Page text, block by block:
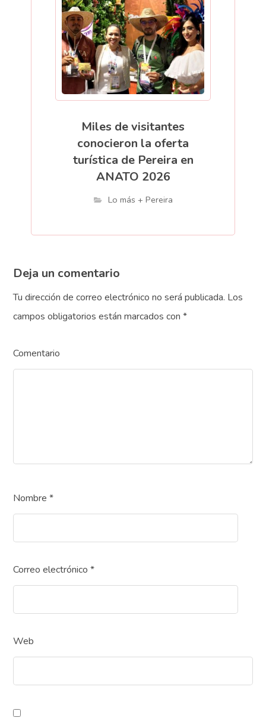
Miles de visitantes
conocieron la oferta
turística de Pereira en
ANATO 2026
Lo más + Pereira
Deja un comentario
Tu dirección de correo electrónico no será publicada. Los
campos obligatorios están marcados con*
Comentario
Nombre*
Correo electrónico*
Web